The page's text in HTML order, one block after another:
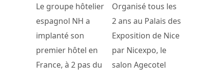
Le groupe hôtelier
espagnol NH a
implanté son
premier hôtel en
France, à 2 pas du
Organisé tous les
2 ans au Palais des
Exposition de Nice
par Nicexpo, le
salon Agecotel